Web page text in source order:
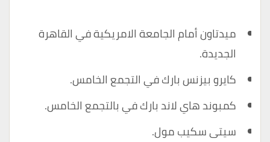
ميدتاون أمام الجامعة الامريكية في القاهرة
الجديدة.
كايرو بيزنس بارك في التجمع الخامس.
كمبوند هاي لاند بارك في بالتجمع الخامس.
سيتى سكيب مول.